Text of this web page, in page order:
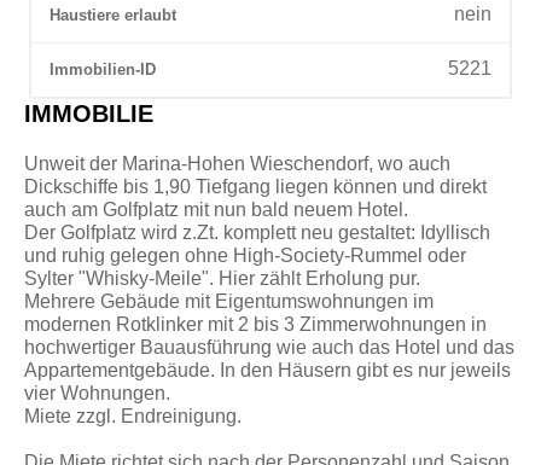
Haustiere erlaubt nein
Immobilien-ID 5221
IMMOBILIE
Unweit der Marina-Hohen Wieschendorf, wo auch
Dickschiffe bis 1,90 Tiefgang liegen können und direkt
auch am Golfplatz mit nun bald neuem Hotel.
Der Golfplatz wird z.Zt. komplett neu gestaltet: Idyllisch
und ruhig gelegen ohne High-Society-Rummel oder
Sylter "Whisky-Meile". Hier zählt Erholung pur.
Mehrere Gebäude mit Eigentumswohnungen im
modernen Rotklinker mit 2 bis 3 Zimmerwohnungen in
hochwertiger Bauausführung wie auch das Hotel und das
Appartementgebäude. In den Häusern gibt es nur jeweils
vier Wohnungen.
Miete zzgl. Endreinigung.